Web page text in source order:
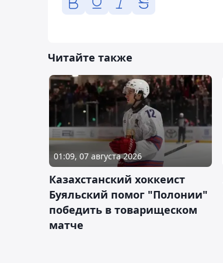
Читайте также
01:09, 07 августа 2026
Казахстанский хоккеист
Буяльский помог "Полонии"
победить в товарищеском
матче